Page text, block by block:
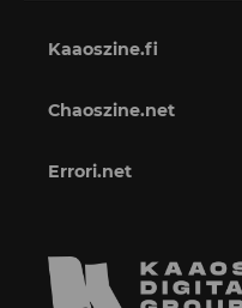
Kaaoszine.fi
Chaoszine.net
Errori.net